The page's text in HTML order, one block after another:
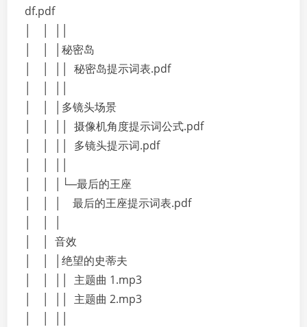
df.pdf
│ │ │秘密岛
│ │ ││ 秘密岛提示词表.pdf
│ │ │多镜头场景
│ │ ││ 摄像机角度提示词公式.pdf
│ │ ││ 多镜头提示词.pdf
│ │ │└─最后的王座
│ │ │ 最后的王座提示词表.pdf
│ │ 音效
│ │ │绝望的史蒂夫
│ │ ││ 主题曲 1.mp3
│ │ ││ 主题曲 2.mp3